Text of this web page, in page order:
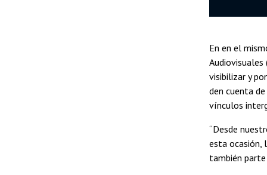
En en el
Audiovisuales
visibilizar y
den cuenta
vínculos
“Desde
esta ocasión,
también